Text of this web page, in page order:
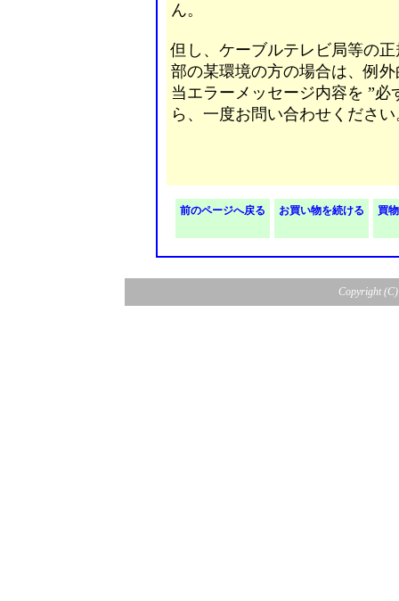
ん。
但し、ケーブルテレビ局等の
部の某環境の方の場合は、例
当エラーメッセージ内容を ”
ら、一度お問い合わせください
前のページへ戻る お買い物を続ける 買
Copyright